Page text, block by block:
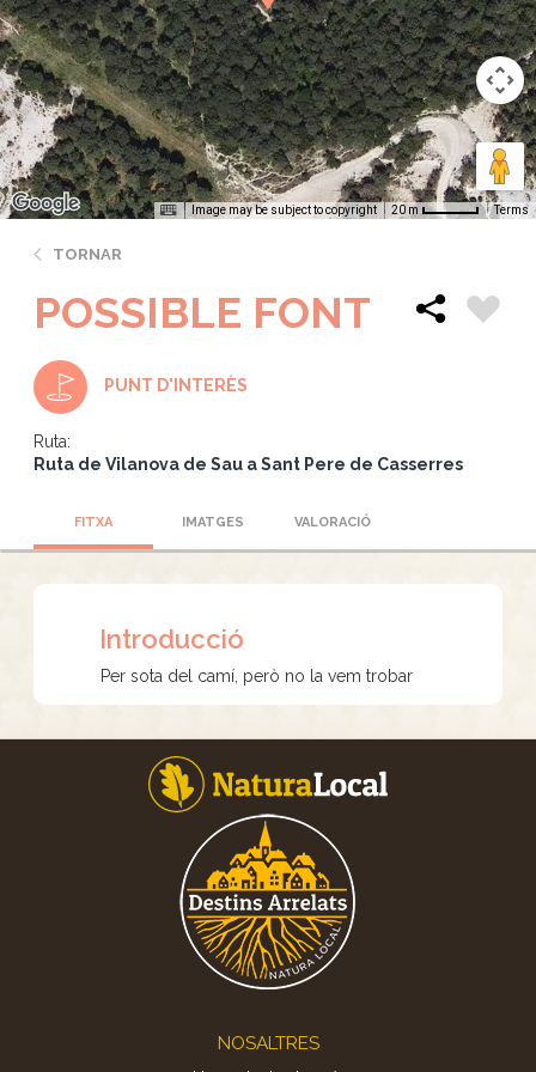
Image may be subject to copyright 20 m Terms
TORNAR
POSSIBLE FONT
PUNT D'INTERÈS
Ruta:
Ruta de Vilanova de Sau a Sant Pere de Casserres
FITXA IMATGES VALORACIÓ
Introducció
Per sota del camí, però no la vem trobar
NOSALTRES